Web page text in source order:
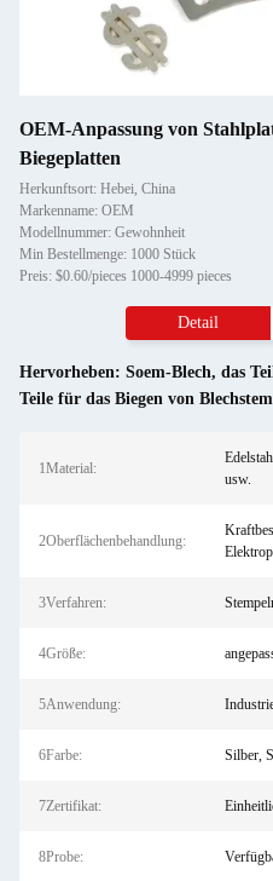
OEM-Anpassung von
Biegeplatten
Herkunftsort: Hebei, China
Markenname: OEM
Modellnummer: Gewohnheit
Min Bestellmenge: 1000 Stück
Preis: $0.60/pieces 1000-4999 pieces
Detail
Hervorheben: Soem-Blech, das
Teile für das Biegen von
1Material:
usw.
2Oberflächenbehandlung:
3Verfahren:
4Größe:
5Anwendung:
6Farbe: Silber,
7Zertifikat:
8Probe: